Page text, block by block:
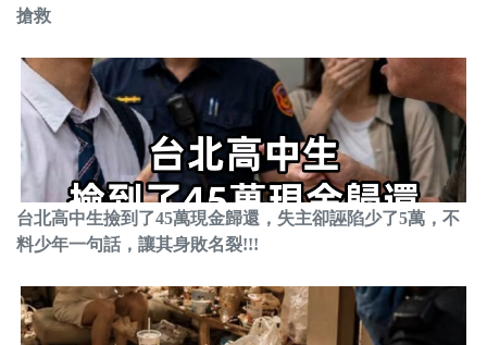
搶救
台北高中生撿到了45萬現金歸還，失主卻誣陷少了5萬，不
料少年一句話，讓其身敗名裂!!!